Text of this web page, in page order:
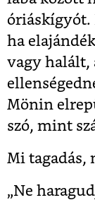
óriáskígyót.
ha
vagy halált,
Mönin
szó, mint
Mi tagadás,
„Ne